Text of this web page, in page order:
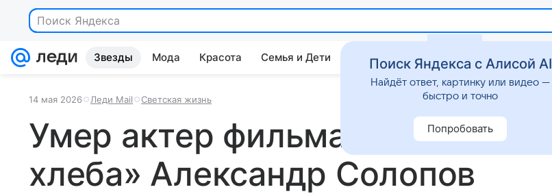
Поиск Яндекса
Звезды Мода Красота Семья и Дети Дом Гороскопы Стиль жизни
14 мая 2026 Леди Mail Светская жизнь
Умер актер фильма «Вкус
хлеба» Александр Солопов
Поиск Яндекса с Алисой AI
Найдёт ответ, картинку или видео —
быстро и точно
Попробовать